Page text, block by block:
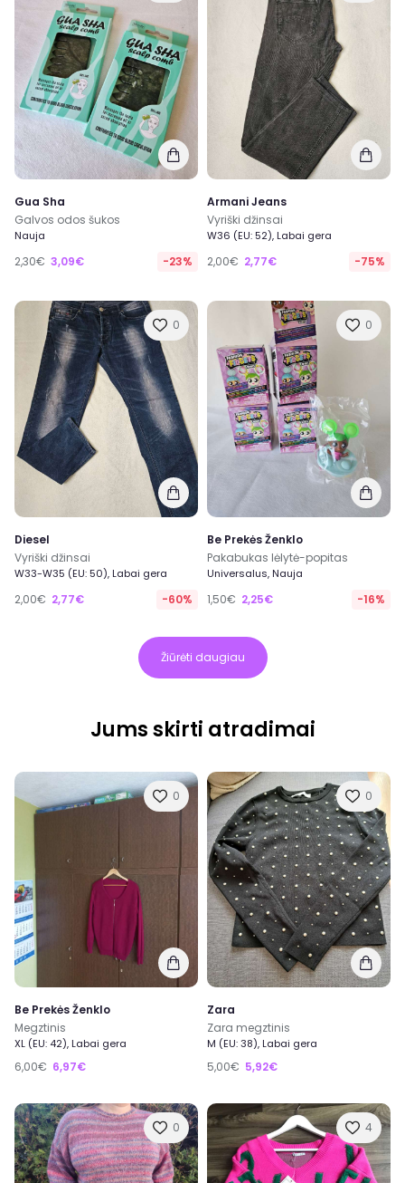
Gua Sha
Galvos odos šukos
Nauja
2,30€ 3,09€ -23%
Armani Jeans
Vyriški džinsai
W36 (EU: 52), Labai gera
2,00€ 2,77€ -75%
0
Diesel
Vyriški džinsai
W33-W35 (EU: 50), Labai gera
2,00€ 2,77€ -60%
0
Be Prekės Ženklo
Pakabukas lėlytė-popitas
Universalus, Nauja
1,50€ 2,25€ -16%
Žiūrėti daugiau
Jums skirti atradimai
0
Be Prekės Ženklo
Megztinis
XL (EU: 42), Labai gera
6,00€ 6,97€
0
Zara
Zara megztinis
M (EU: 38), Labai gera
5,00€ 5,92€
0 4